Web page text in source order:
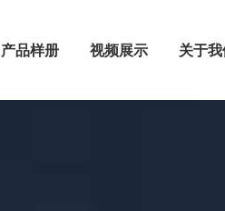
产品样册 视频展示 关于我